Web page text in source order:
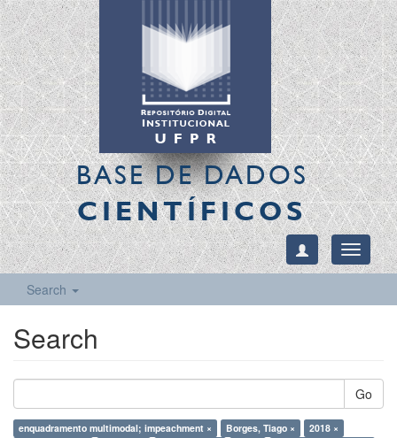
BASE DE DADOS
CIENTÍFICOS
Toggle
Search
Search
Go
enquadramento multimodal; impeachment × Borges, Tiago ×
2018 ×